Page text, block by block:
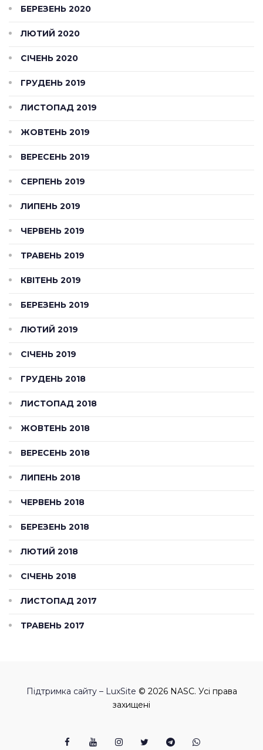
БЕРЕЗЕНЬ 2020
ЛЮТИЙ 2020
СІЧЕНЬ 2020
ГРУДЕНЬ 2019
ЛИСТОПАД 2019
ЖОВТЕНЬ 2019
ВЕРЕСЕНЬ 2019
СЕРПЕНЬ 2019
ЛИПЕНЬ 2019
ЧЕРВЕНЬ 2019
ТРАВЕНЬ 2019
КВІТЕНЬ 2019
БЕРЕЗЕНЬ 2019
ЛЮТИЙ 2019
СІЧЕНЬ 2019
ГРУДЕНЬ 2018
ЛИСТОПАД 2018
ЖОВТЕНЬ 2018
ВЕРЕСЕНЬ 2018
ЛИПЕНЬ 2018
ЧЕРВЕНЬ 2018
БЕРЕЗЕНЬ 2018
ЛЮТИЙ 2018
СІЧЕНЬ 2018
ЛИСТОПАД 2017
ТРАВЕНЬ 2017
Підтримка сайту – LuxSite © 2026 NASC. Усі права
захищені